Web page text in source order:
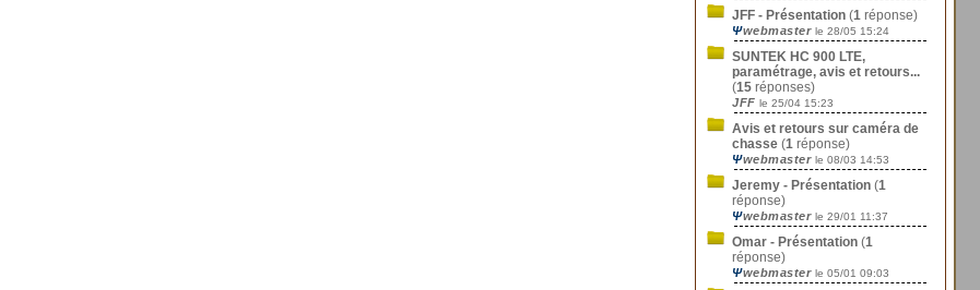
JFF - Présentation (1 réponse)
Ψwebmaster le 28/05 15:24
SUNTEK HC 900 LTE,
paramétrage, avis et retours...
(15 réponses)
JFF le 25/04 15:23
Avis et retours sur caméra de
chasse (1 réponse)
Ψwebmaster le 08/03 14:53
Jeremy - Présentation (1
réponse)
Ψwebmaster le 29/01 11:37
Omar - Présentation (1
réponse)
Ψwebmaster le 05/01 09:03